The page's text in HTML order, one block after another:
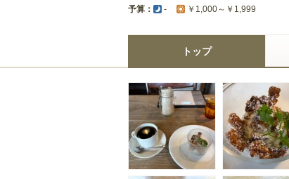
予算： - ￥1,000～￥1,999
トップ